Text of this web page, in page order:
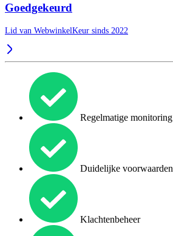
Goedgekeurd
Lid van WebwinkelKeur sinds 2022
Regelmatige monitoring
Duidelijke voorwaarden
Klachtenbeheer